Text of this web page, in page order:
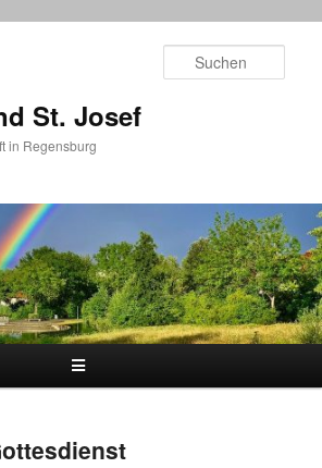
St. Josef
in Regensburg